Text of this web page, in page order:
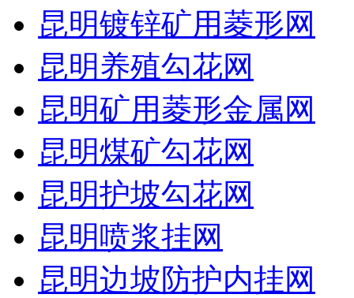
昆明镀锌矿用菱形网
昆明养殖勾花网
昆明矿用菱形金属网
昆明煤矿勾花网
昆明护坡勾花网
昆明喷浆挂网
昆明边坡防护内挂网